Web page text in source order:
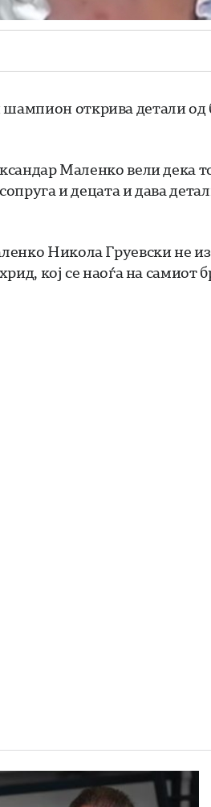
открива детали од
Маленко вели дека
и децата и дава
Никола Груевски не
кој се наоѓа на самиот